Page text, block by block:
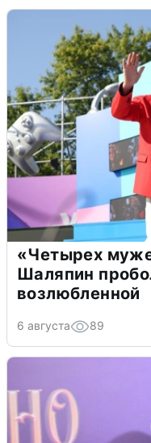
«Четырех
Шаляпин
возлюбленной
6 августа 89